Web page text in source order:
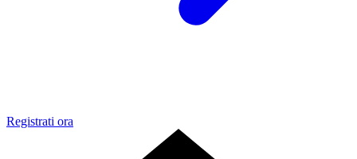
Registrati ora